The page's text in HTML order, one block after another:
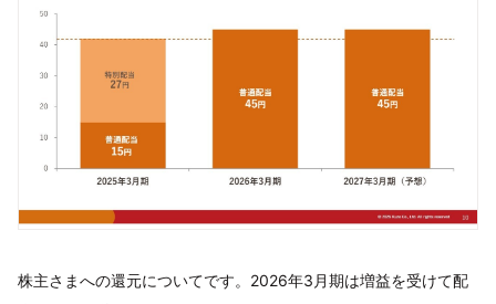
株主さまへの還元についてです。2026年3月期は増益を受けて配